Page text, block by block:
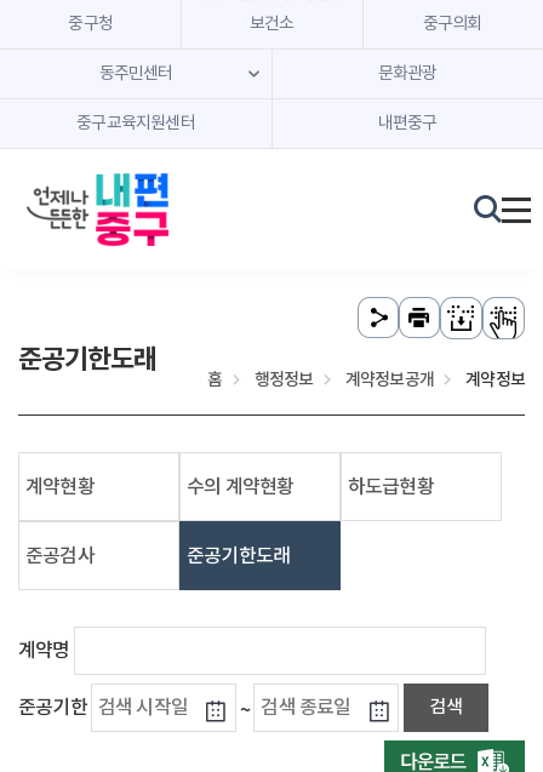
본문 내용 바로가기
주메뉴 바로가기
중구청 보건소 중구의회
동주민센터 문화관광
중구교육지원센터 내편중구
준공기한도래
홈 행정정보 계약정보공개 계약정보
계약현황 수의 계약현황 하도급현황
준공검사 준공기한도래
계약명
준공기한 ~